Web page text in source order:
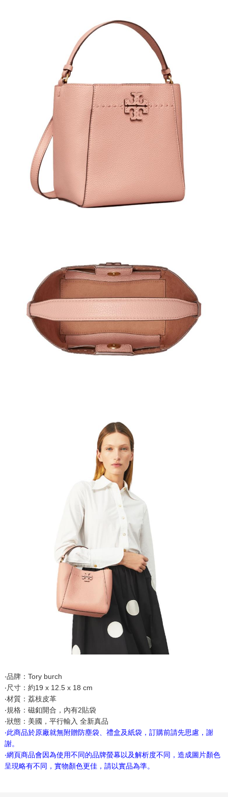
‧品牌：Tory burch
‧尺寸：約19 x 12.5 x 18 cm
‧材質：荔枝皮革
‧規格：磁釦開合，內有2貼袋
‧狀態：美國，平行輸入 全新真品
‧此商品於原廠就無附贈防塵袋、禮盒及紙袋，訂購前請先思慮，謝
謝。
‧網頁商品會因為使用不同的品牌螢幕以及解析度不同，造成圖片顏色
呈現略有不同，實物顏色更佳，請以實品為準。